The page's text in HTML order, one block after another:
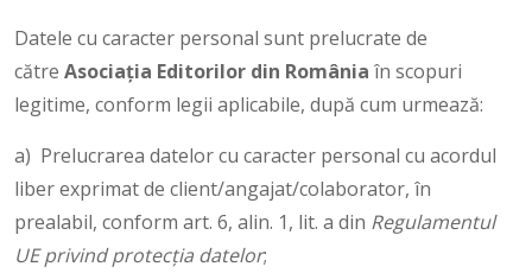
Datele cu caracter personal sunt prelucrate de
către Asociaţia Editorilor din România în scopuri
legitime, conform legii aplicabile, după cum urmează:
a) Prelucrarea datelor cu caracter personal cu acordul
liber exprimat de client/angajat/colaborator, în
prealabil, conform art. 6, alin. 1, lit. a din Regulamentul
UE privind protecția datelor;